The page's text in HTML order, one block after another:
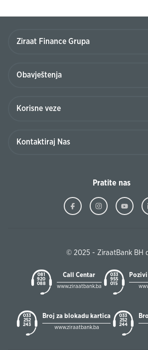
Pratite nas
© 2025 - ZiraatBank BH
081
920
088
Call Centar
www.ziraatbank.ba
033
955
015
033
252
243
Broj za blokadu kartica
www.ziraatbank.ba
033
252
244